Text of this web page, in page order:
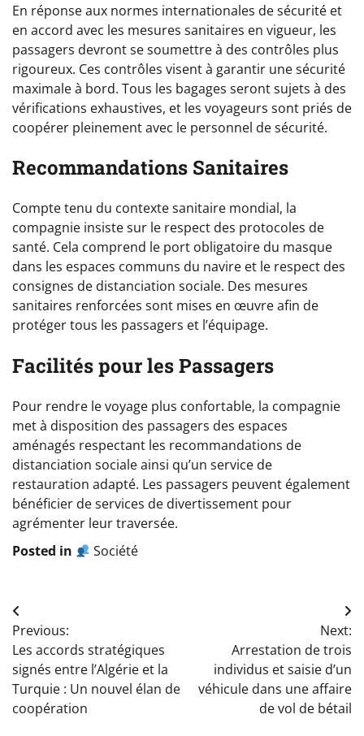
En réponse aux normes internationales de sécurité et
en accord avec les mesures sanitaires en vigueur, les
passagers devront se soumettre à des contrôles plus
rigoureux. Ces contrôles visent à garantir une sécurité
maximale à bord. Tous les bagages seront sujets à des
vérifications exhaustives, et les voyageurs sont priés de
coopérer pleinement avec le personnel de sécurité.
Recommandations Sanitaires
Compte tenu du contexte sanitaire mondial, la
compagnie insiste sur le respect des protocoles de
santé. Cela comprend le port obligatoire du masque
dans les espaces communs du navire et le respect des
consignes de distanciation sociale. Des mesures
sanitaires renforcées sont mises en œuvre afin de
protéger tous les passagers et l’équipage.
Facilités pour les Passagers
Pour rendre le voyage plus confortable, la compagnie
met à disposition des passagers des espaces
aménagés respectant les recommandations de
distanciation sociale ainsi qu’un service de
restauration adapté. Les passagers peuvent également
bénéficier de services de divertissement pour
agrémenter leur traversée.
Posted in
Société
Navigation
de
l’article
Previous:
Les accords stratégiques
signés entre l’Algérie et la
Turquie : Un nouvel élan de
coopération
Next:
Arrestation de trois
individus et saisie d’un
véhicule dans une affaire
de vol de bétail